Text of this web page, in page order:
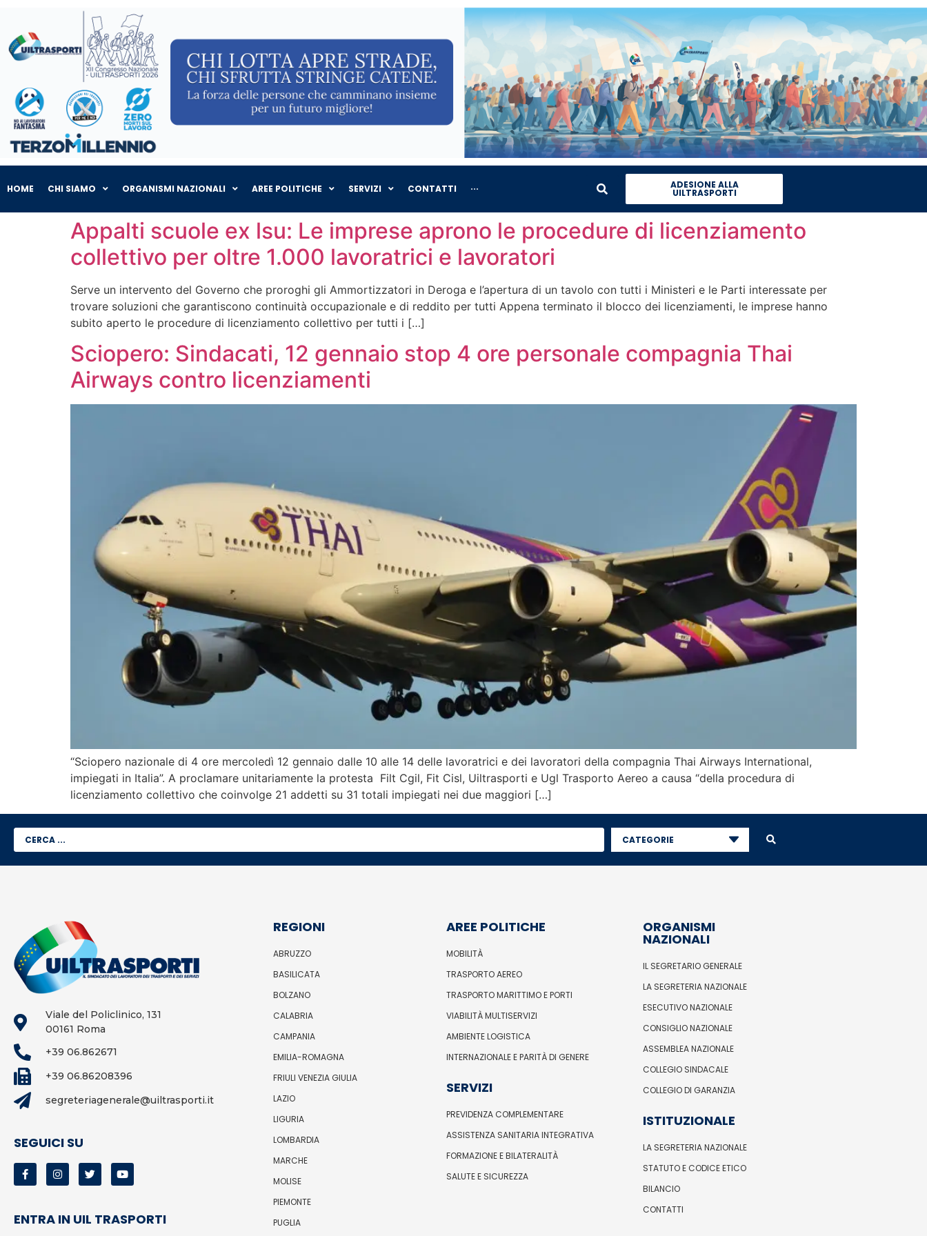
HOME CHI SIAMO ORGANISMI NAZIONALI AREE POLITICHE SERVIZI CONTATTI ··· ADESIONE ALLA
UILTRASPORTI
Appalti scuole ex lsu: Le imprese aprono le procedure di licenziamento
collettivo per oltre 1.000 lavoratrici e lavoratori
Serve un intervento del Governo che proroghi gli Ammortizzatori in Deroga e l’apertura di un tavolo con tutti i Ministeri e le Parti interessate per
trovare soluzioni che garantiscono continuità occupazionale e di reddito per tutti Appena terminato il blocco dei licenziamenti, le imprese hanno
subito aperto le procedure di licenziamento collettivo per tutti i […]
Sciopero: Sindacati, 12 gennaio stop 4 ore personale compagnia Thai
Airways contro licenziamenti
“Sciopero nazionale di 4 ore mercoledì 12 gennaio dalle 10 alle 14 delle lavoratrici e dei lavoratori della compagnia Thai Airways International,
impiegati in Italia”. A proclamare unitariamente la protesta Filt Cgil, Fit Cisl, Uiltrasporti e Ugl Trasporto Aereo a causa “della procedura di
licenziamento collettivo che coinvolge 21 addetti su 31 totali impiegati nei due maggiori […]
CATEGORIE
Viale del Policlinico, 131
00161 Roma
+39 06.862671
+39 06.86208396
segreteriagenerale@uiltrasporti.it
SEGUICI SU
ENTRA IN UIL TRASPORTI
REGIONI
ABRUZZO
BASILICATA
BOLZANO
CALABRIA
CAMPANIA
EMILIA-ROMAGNA
FRIULI VENEZIA GIULIA
LAZIO
LIGURIA
LOMBARDIA
MARCHE
MOLISE
PIEMONTE
PUGLIA
AREE POLITICHE
MOBILITÀ
TRASPORTO AEREO
TRASPORTO MARITTIMO E PORTI
VIABILITÀ MULTISERVIZI
AMBIENTE LOGISTICA
INTERNAZIONALE E PARITÀ DI GENERE
SERVIZI
PREVIDENZA COMPLEMENTARE
ASSISTENZA SANITARIA INTEGRATIVA
FORMAZIONE E BILATERALITÀ
SALUTE E SICUREZZA
ORGANISMI
NAZIONALI
IL SEGRETARIO GENERALE
LA SEGRETERIA NAZIONALE
ESECUTIVO NAZIONALE
CONSIGLIO NAZIONALE
ASSEMBLEA NAZIONALE
COLLEGIO SINDACALE
COLLEGIO DI GARANZIA
ISTITUZIONALE
LA SEGRETERIA NAZIONALE
STATUTO E CODICE ETICO
BILANCIO
CONTATTI